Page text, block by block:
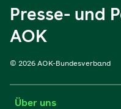
Presse- und
AOK
© 2026 AOK-Bundesverband
Über uns